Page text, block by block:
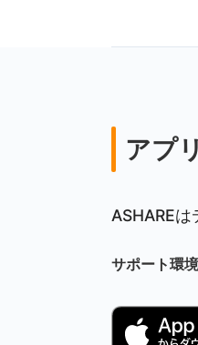
アプ
ASHARE
サポート環